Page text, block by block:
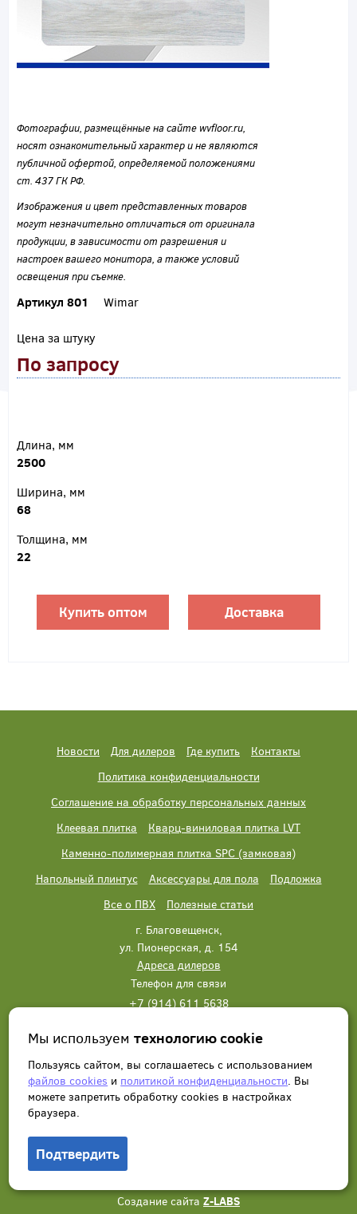
Фотографии, размещённые на сайте wvfloor.ru,
носят ознакомительный характер и не являются
публичной офертой, определяемой положениями
ст. 437 ГК РФ.
Изображения и цвет представленных товаров
могут незначительно отличаться от оригинала
продукции, в зависимости от разрешения и
настроек вашего монитора, а также условий
освещения при съемке.
Артикул 801 Wimar
Цена за штуку
По запросу
Длина, мм
2500
Ширина, мм
68
Толщина, мм
22
Купить оптом Доставка
Новости Для дилеров Где купить
Контакты
Политика конфиденциальности
Соглашение на обработку персональных данных
Клеевая плитка
Кварц-виниловая плитка LVT
Каменно-полимерная плитка SPC (замковая)
Напольный плинтус
Аксессуары для пола
Подложка
Все о ПВХ
Полезные статьи
г. Благовещенск,
ул. Пионерская, д. 154
Адреса дилеров
Телефон для связи
+7 (914) 611 5638
Написать нам Заказать звонок
Создание сайта Z-LABS
Мы используемтехнологию cookie
Пользуясь сайтом, вы соглашаетесь с использованием
файлов cookies и политикой конфиденциальности. Вы
можете запретить обработку сookies в настройках
браузера.
Подтвердить